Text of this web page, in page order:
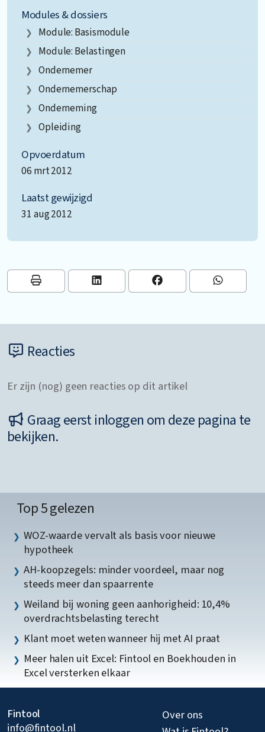
Modules & dossiers
Module: Basismodule
Module: Belastingen
Ondernemer
Ondernemerschap
Onderneming
Opleiding
Opvoerdatum
06 mrt 2012
Laatst gewijzigd
31 aug 2012
Reacties
Er zijn (nog) geen reacties op dit artikel
Graag eerst inloggen om deze pagina te
bekijken.
Top 5 gelezen
WOZ-waarde vervalt als basis voor nieuwe
hypotheek
AH-koopzegels: minder voordeel, maar nog
steeds meer dan spaarrente
Weiland bij woning geen aanhorigheid: 10,4%
overdrachtsbelasting terecht
Klant moet weten wanneer hij met AI praat
Meer halen uit Excel: Fintool en Boekhouden in
Excel versterken elkaar
Fintool
info@fintool.nl
Over ons